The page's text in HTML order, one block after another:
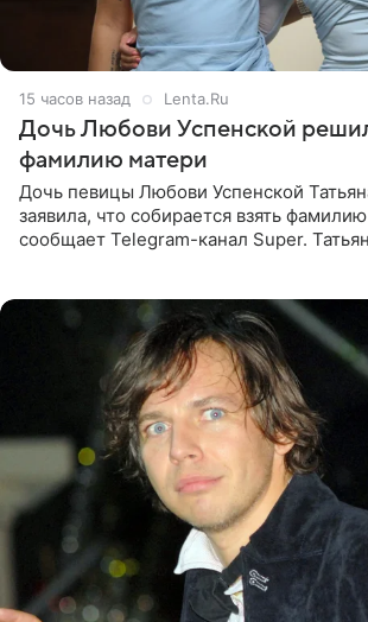
15 часов назад Lenta.Ru
Дочь Любови Успенской
фамилию матери
Дочь певицы Любови Успенской
заявила, что собирается взять
сообщает Telegram-канал Super.